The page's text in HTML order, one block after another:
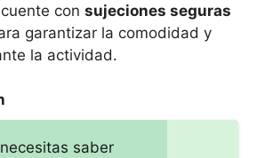
con sujeciones seguras
garantizar la comodidad y
la actividad.
saber